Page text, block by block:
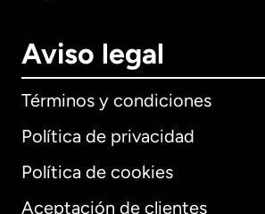
Aviso legal
Términos y condiciones
Política de privacidad
Política de cookies
Aceptación de clientes